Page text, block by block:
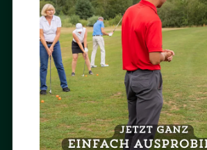
Tel.: 04202 / 97 40-0
Fax: 04202 / 97 40-10
E-Mail:
info (at) achimergolfclub.de
BESUCH UNS AUF